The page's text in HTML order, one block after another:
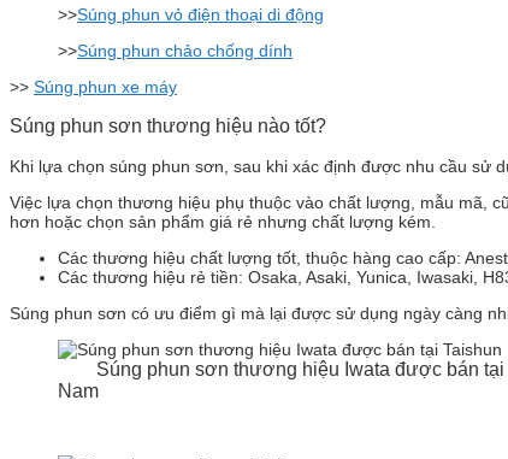
>>Súng phun vỏ điện thoại di động
>>Súng phun chảo chống dính
>> Súng phun xe máy
Súng phun sơn thương hiệu nào tốt?
Khi lựa chọn súng phun sơn, sau khi xác định được nhu cầu sử
Việc lựa chọn thương hiệu phụ thuộc vào chất lượng, mẫu mã,
hơn hoặc chọn sản phẩm giá rẻ nhưng chất lượng kém.
Các thương hiệu chất lượng tốt, thuộc hàng cao cấp:
Các thương hiệu rẻ tiền: Osaka, Asaki, Yunica, Iwasaki,
Súng phun sơn có ưu điểm gì mà lại được sử dụng ngày càng
Súng phun sơn thương hiệu Iwata được bán tại
Nam